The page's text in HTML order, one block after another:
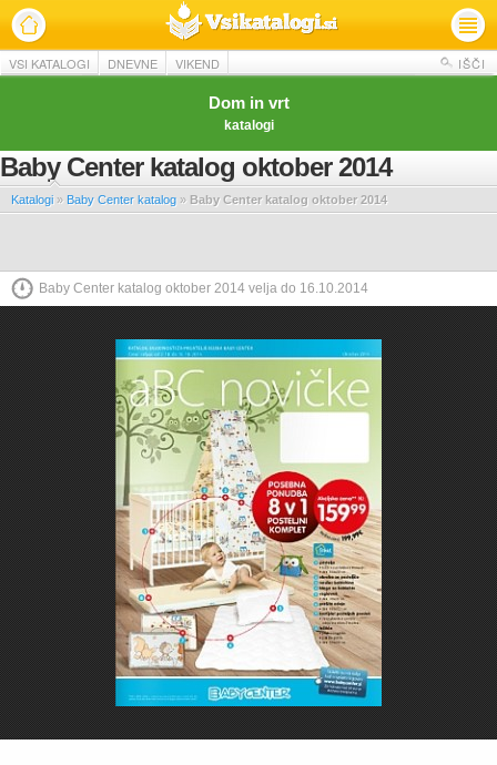
VSI KATALOGI DNEVNE VIKEND IŠČI
Dom in vrt
katalogi
Baby Center katalog oktober 2014
Katalogi » Baby Center katalog » Baby Center katalog oktober 2014
Baby Center katalog oktober 2014 velja do 16.10.2014